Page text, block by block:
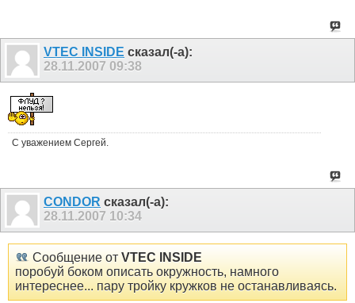
VTEC INSIDE сказал(-а):
28.11.2007 09:38
С уважением Сергей.
CONDOR сказал(-а):
28.11.2007 10:34
Сообщение от VTEC INSIDE
поробуй боком описать окружность, намного
интереснее... пару тройку кружков не останавливаясь.